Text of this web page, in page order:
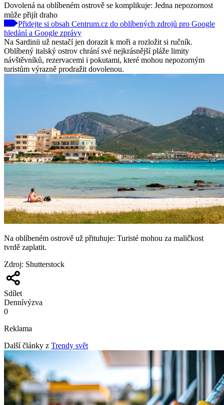
Dovolená na oblíbeném ostrově se komplikuje: Jedna nepozornost
může přijít draho
Přidejte si obsah Centrum.cz do oblíbených zdrojů pro Google
hledání a Google zprávy
Na Sardinii už nestačí jen dorazit k moři a rozložit si ručník.
Oblíbený italský ostrov chrání své nejkrásnější pláže limity
návštěvníků, rezervacemi i pokutami, které mohou nepozorným
turistům výrazně prodražit dovolenou.
Na oblíbeném ostrově už přituhuje: Turisté mohou za maličkost
tvrdě zaplatit.
Zdroj: Shutterstock
Sdílet
Dennívýzva
0
Reklama
Další články z Trendy svět